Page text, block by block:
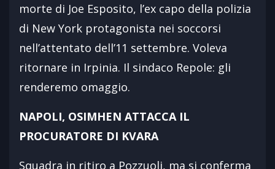
morte di Joe Esposito, l’ex capo della polizia
di New York protagonista nei soccorsi
nell’attentato dell’11 settembre. Voleva
ritornare in Irpinia. Il sindaco Repole: gli
renderemo omaggio.
NAPOLI, OSIMHEN ATTACCA IL
PROCURATORE DI KVARA
Squadra in ritiro a Pozzuoli, ma si conferma